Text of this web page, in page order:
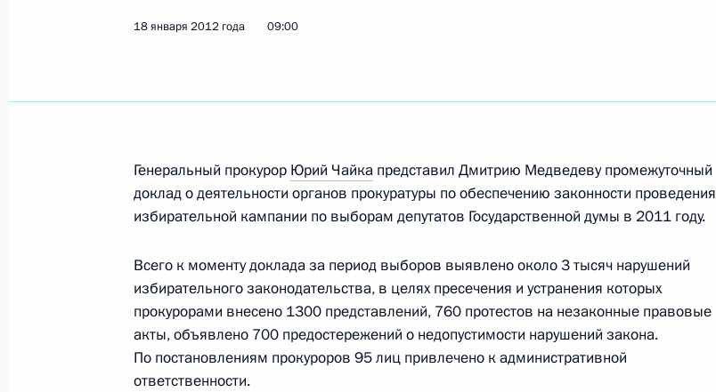
24 января 2012 года, 17:30 Московская область, Горки
На российско-абхазской границе построен новый автомобильно-
пешеходный мост
5
Поздравление актрисе, народной артистке РСФСР Людмиле
Савельевой
24 января 2012 года, 11:45
18 января 2012 года 09:00
Генеральный прокурор Юрий Чайка представил Дмитрию Медведеву промежуточный
доклад о деятельности органов прокуратуры по обеспечению законности проведения
избирательной кампании по выборам депутатов Государственной думы в 2011 году.
Всего к моменту доклада за период выборов выявлено около 3 тысяч нарушений
избирательного законодательства, в целях пресечения и устранения которых
прокурорами внесено 1300 представлений, 760 протестов на незаконные правовые
акты, объявлено 700 предостережений о недопустимости нарушений закона.
По постановлениям прокуроров 95 лиц привлечено к административной
ответственности.